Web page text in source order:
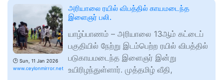
🕑 Sun, 11 Jan 2026
www.ceylonmirror.net
அரியாலை ரயில் விபத்தில் காயமடைந்த
இளைஞர் பலி.
யாழ்ப்பாணம் – அரியாலை 13ஆம் கட்டைப்
பகுதியில் நேற்று இடம்பெற்ற ரயில் விபத்தில்
படுகாயமடைந்த இளைஞர் இன்று
உயிரிழந்துள்ளார். முத்தமிழ் வீதி,